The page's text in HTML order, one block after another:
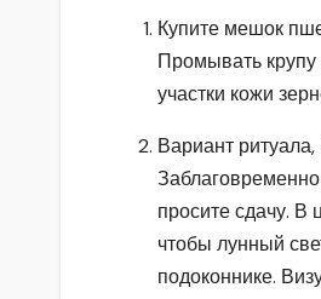
Купите мешок
Промывать
участки кожи
Вариант
просите сдачу. В
чтобы лунный
подоконнике.